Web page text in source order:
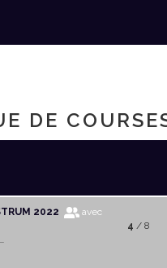
DE
2022
avec
4 / 8